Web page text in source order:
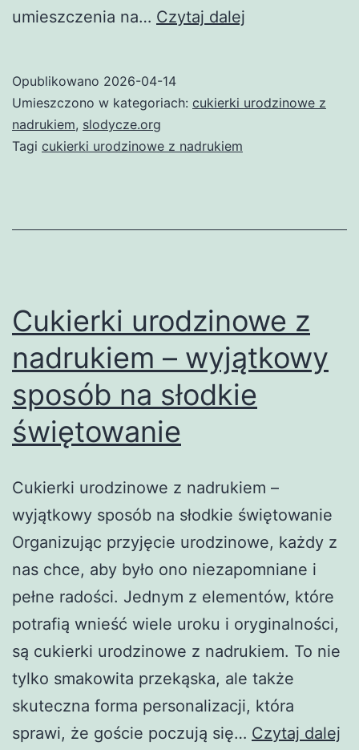
umieszczenia na… Czytaj dalej
nadrukiem
personalizację
Opublikowano 2026-04-14
Umieszczono w kategoriach: cukierki urodzinowe z
nadrukiem, slodycze.org
Tagi cukierki urodzinowe z nadrukiem
Cukierki urodzinowe z
nadrukiem – wyjątkowy
sposób na słodkie
świętowanie
Cukierki urodzinowe z nadrukiem –
wyjątkowy sposób na słodkie świętowanie
Organizując przyjęcie urodzinowe, każdy z
nas chce, aby było ono niezapomniane i
pełne radości. Jednym z elementów, które
potrafią wnieść wiele uroku i oryginalności,
są cukierki urodzinowe z nadrukiem. To nie
tylko smakowita przekąska, ale także
skuteczna forma personalizacji, która
sprawi, że goście poczują się… Czytaj dalej